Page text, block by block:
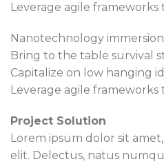
Leverage agile frameworks
Nanotechnology
Bring to the table survival
Capitalize on low hanging
Leverage agile frameworks
Project Solution
Lorem ipsum dolor sit
elit. Delectus, natus